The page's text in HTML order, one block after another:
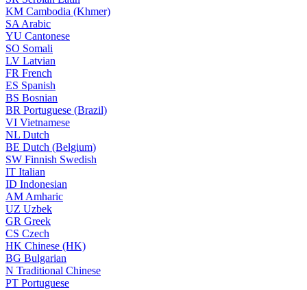
KM Cambodia (Khmer)
SA Arabic
YU Cantonese
SO Somali
LV Latvian
FR French
ES Spanish
BS Bosnian
BR Portuguese (Brazil)
VI Vietnamese
NL Dutch
BE Dutch (Belgium)
SW Finnish Swedish
IT Italian
ID Indonesian
AM Amharic
UZ Uzbek
GR Greek
CS Czech
HK Chinese (HK)
BG Bulgarian
N Traditional Chinese
PT Portuguese